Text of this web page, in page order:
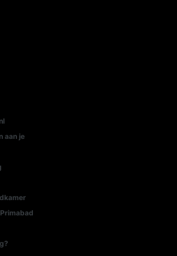
aan je